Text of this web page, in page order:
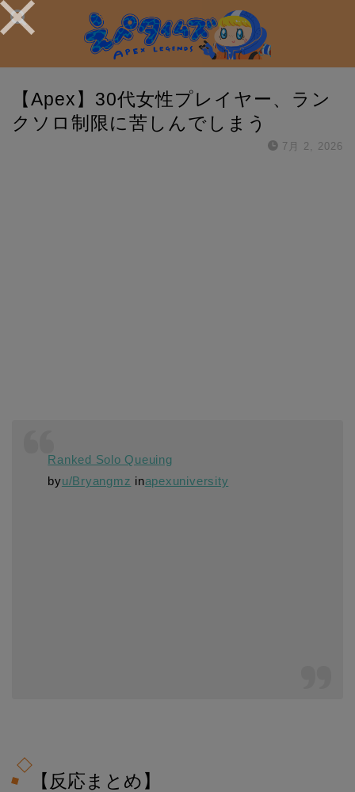
【Apex】30代女性プレイヤー、ラン
クソロ制限に苦しんでしまう
7月 2, 2026
Ranked Solo Queuing
byu/Bryangmz inapexuniversity
【反応まとめ】